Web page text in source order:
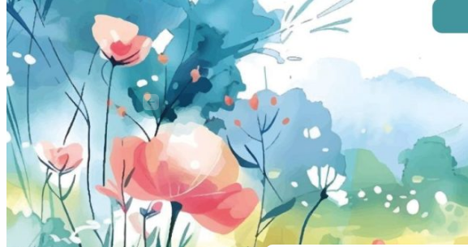
9 millimètres
Arbre du savoir
Cherche Lumière
Précédent